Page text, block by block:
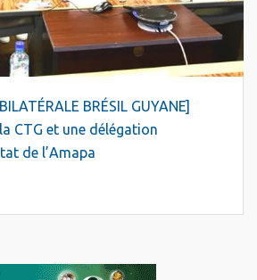
BRÉSIL GUYANE]
CTG et une délégation
de l’Amapa